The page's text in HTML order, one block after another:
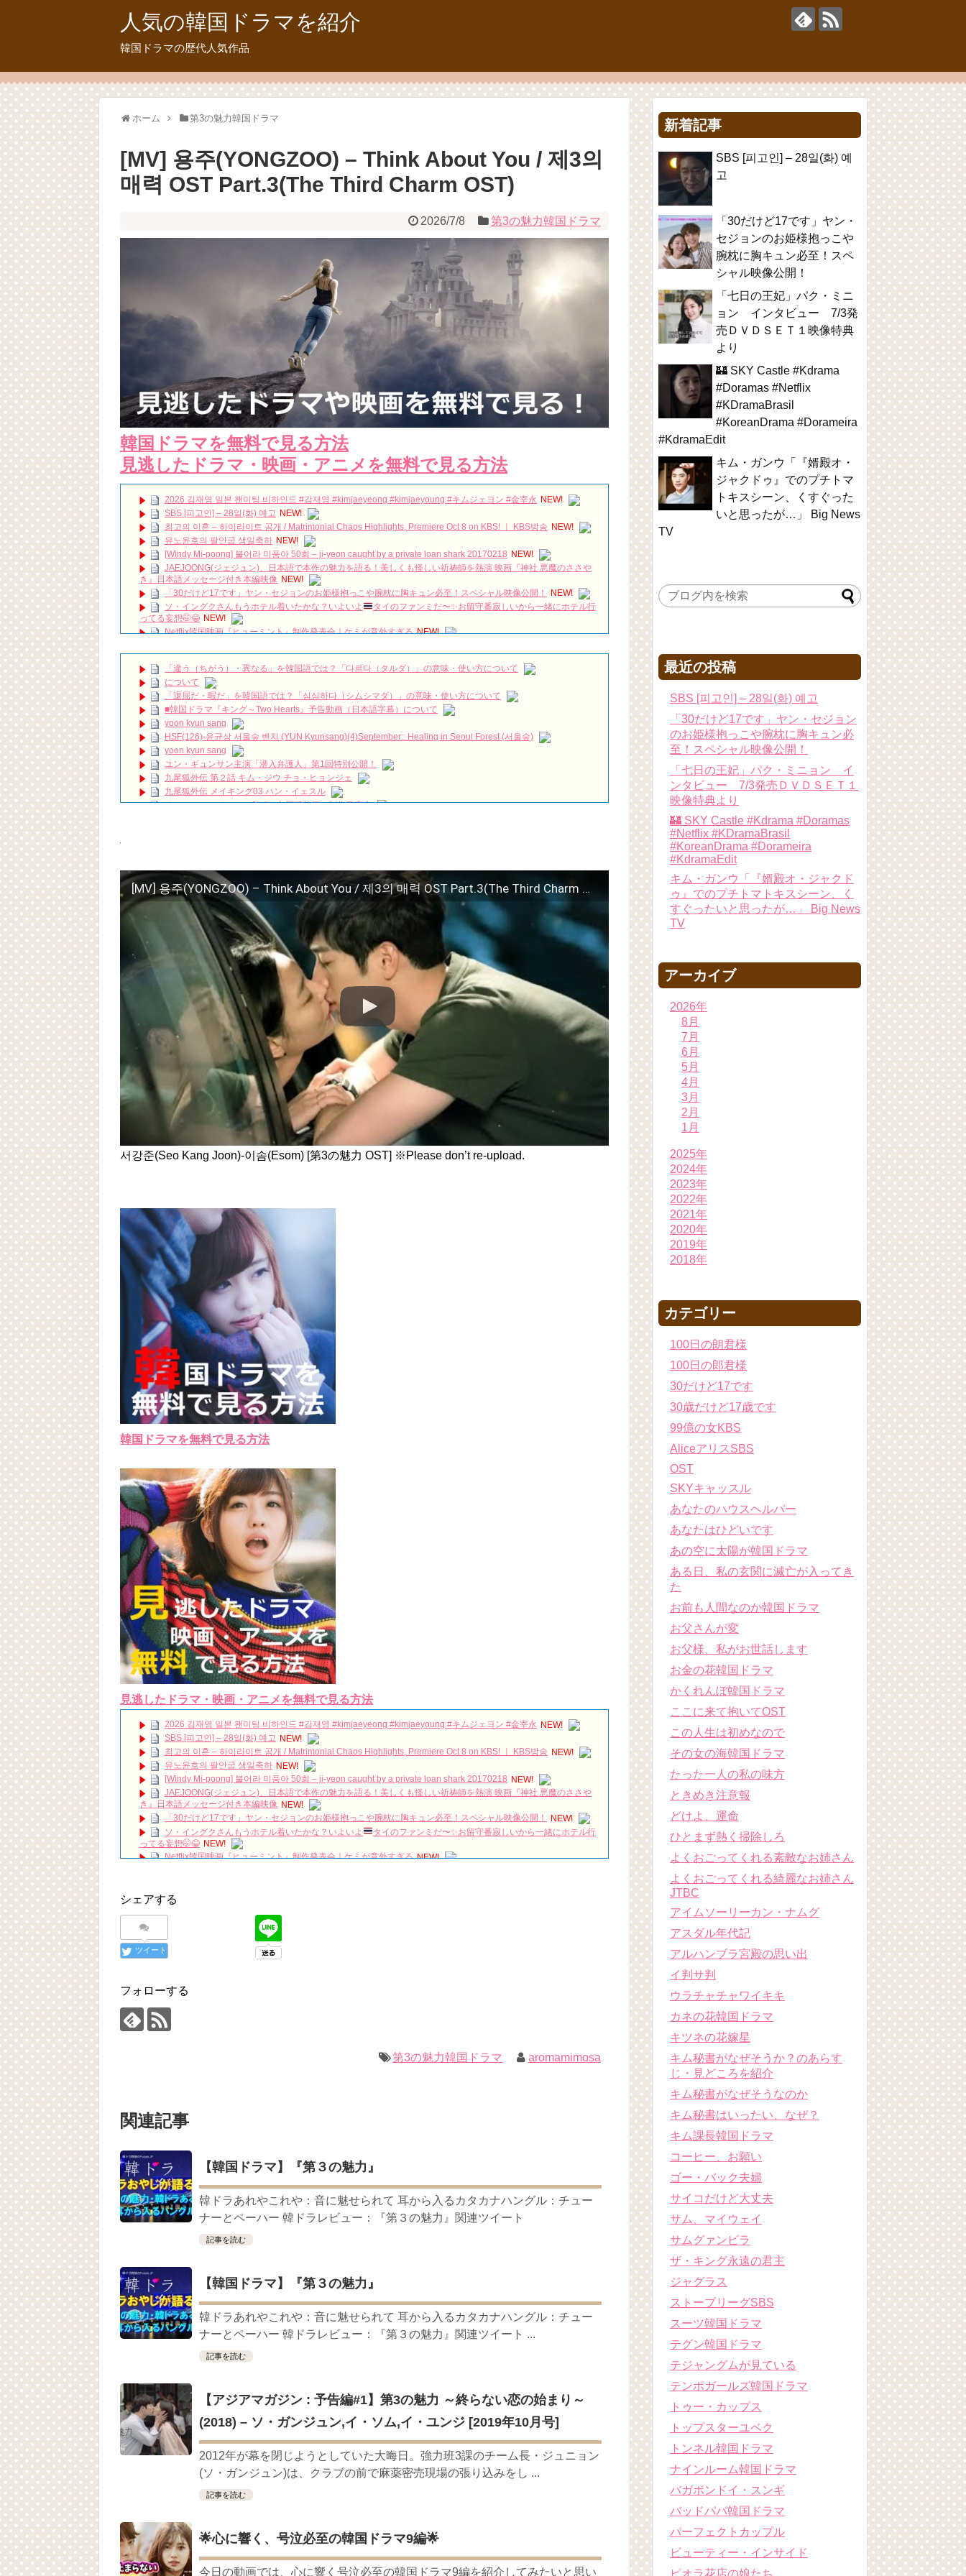
人気の韓国ドラマを紹介
韓国ドラマの歴代人気作品
ホーム 第3の魅力韓国ドラマ
[MV] 용주(YONGZOO) – Think About You / 제3의
매력 OST Part.3(The Third Charm OST)
2026/7/8 第3の魅力韓国ドラマ
韓国ドラマを無料で見る方法
見逃したドラマ・映画・アニメを無料で見る方法
2026 김재영 일본 팬미팅 비하인드 #김재영 #kimjaeyeong #kimjaeyoung #キムジェヨン #金宰永 NEW!
SBS [피고인] – 28일(화) 예고 NEW!
최고의 이혼 – 하이라이트 공개 / Matrimonial Chaos Highlights, Premiere Oct 8 on KBS! ㅣ KBS방송 NEW!
유노윤호의 팔안굽 생일축하 NEW!
[Windy Mi-poong] 불어라 미풍아 50회 – ji-yeon caught by a private loan shark 20170218 NEW!
JAEJOONG(ジェジュン)、日本語で本作の魅力を語る！美しくも怪しい祈祷師を熱演 映画『神社 悪魔のささや
き』日本語メッセージ付き本編映像 NEW!
「30だけど17です」ヤン・セジョンのお姫様抱っこや腕枕に胸キュン必至！スペシャル映像公開！
NEW!
ソ・イングクさんもうホテル着いたかな？いよいよ
タイのファンミだ〜✨お留守番寂しいから一緒にホテル行
ってる妄想🤭😂 NEW!
Netflix韓国映画『ヒューミント』制作発表会｜ケミが意外すぎる NEW!
🏰 SKY Castle #Kdrama #Doramas #Netflix #KDramaBrasil #KoreanDrama #Dorameira #KdramaEdit
ハン・ヘジン 한혜진 – (선공개) 강남 3대 얼짱 출신 &#39;한혜진 언니&#39; (ft. 도여니의 학창시절) | 편 먹고 갈래
요? 밥블레스유 2 bobblessyou2 EP.18
ソン・ヘギョ – ソンヘギョ キスまとめ
ハン・ヘジン 한혜진 – Still We (여전히 우리는)
한가인 –
「ライフ・ オン・ マーズ」2019年11月2日TSUTAYAにて先行レンタル開始！
(ENG SUB) Behind The Scene Hyun Bin 현빈❤️ 손예진 Son Ye Jin-Crash Landing On You/ヒョンビン❤️ソンイ
ェジン / エンジョイ❕
Powered by livedoor 相互RSS
「違う（ちがう）・異なる」を韓国語では？「다르다（タルダ）」の意味・使い方について
について
「退屈だ・暇だ」を韓国語では？「심심하다（シムシマダ）」の意味・使い方について
■韓国ドラマ『キング～Two Hearts』予告動画（日本語字幕）について
yoon kyun sang
HSF(126)-윤균상 서울숲 벤치 (YUN Kyunsang)(4)September:: Healing in Seoul Forest (서울숲)
yoon kyun sang
ユン・ギュンサン主演「潜入弁護人」第1回特別公開！
九尾狐外伝 第２話 キム・ジウ チョ・ヒョンジェ
九尾狐外伝 メイキング03 ハン・イェスル
チョ・ヒョンジェ 조현재 九尾狐外伝 制作発表会
キム・ユジョン、美しいセルフショットで近況を伝える“会いたいでしょ？” Big News TV
キム・ユジョン、新ドラマ「まず熱く掃除せよ」に出演確定…“台本を見た瞬間惹かれた” 20180123
幻の王女チャミョンゴ エンディング
YUCHUN ♥ LOVE 15 「成均館 5話」
[Fan MV]七日の王妃(7일의 왕비)OST – 정기고 (Junggigo) – 그리고 그려도 (Miss You In My Heart)
俳優カン・ギヨン、突然の熱愛宣言…「キム秘書がなぜそうか」出演で話題 Big News TV
Powered by livedoor 相互RSS
[MV] 용주(YONGZOO) – Think About You / 제3의 매력 OST Part.3(The Third Charm OST)
서강준(Seo Kang Joon)-이솜(Esom) [第3の魅力 OST] ※Please don’t re-upload.
韓国ドラマを無料で見る方法
見逃したドラマ・映画・アニメを無料で見る方法
2026 김재영 일본 팬미팅 비하인드 #김재영 #kimjaeyeong #kimjaeyoung #キムジェヨン #金宰永 NEW!
SBS [피고인] – 28일(화) 예고 NEW!
최고의 이혼 – 하이라이트 공개 / Matrimonial Chaos Highlights, Premiere Oct 8 on KBS! ㅣ KBS방송 NEW!
유노윤호의 팔안굽 생일축하 NEW!
[Windy Mi-poong] 불어라 미풍아 50회 – ji-yeon caught by a private loan shark 20170218 NEW!
JAEJOONG(ジェジュン)、日本語で本作の魅力を語る！美しくも怪しい祈祷師を熱演 映画『神社 悪魔のささや
き』日本語メッセージ付き本編映像 NEW!
「30だけど17です」ヤン・セジョンのお姫様抱っこや腕枕に胸キュン必至！スペシャル映像公開！
NEW!
ソ・イングクさんもうホテル着いたかな？いよいよ
タイのファンミだ〜✨お留守番寂しいから一緒にホテル行
ってる妄想🤭😂 NEW!
Netflix韓国映画『ヒューミント』制作発表会｜ケミが意外すぎる NEW!
「違う（ちがう）・異なる」を韓国語では？「다르다（タルダ）」の意味・使い方について
「退屈だ・暇だ」を韓国語では？「심심하다（シムシマダ）」の意味・使い方について
yoon kyun sang
ユン・ギュンサン主演「潜入弁護人」第1回特別公開！
九尾狐外伝 第２話 キム・ジウ チョ・ヒョンジェ
九尾狐外伝 メイキング03 ハン・イェスル
キム・テヒの弟イ・ワン♥イ・ボミ、今日（28日）結婚……
「ライフ・ オン・ マーズ」2019年11月2日TSUTAYAにて先行レンタル開始！
(ENG SUB) Behind The Scene Hyun Bin 현빈❤️ 손예진 Son Ye Jin-Crash Landing On You/ヒョンビン❤️ソンイ
ェジン / エンジョイ❕
ユン・ギュンサン、番組にも登場した愛猫が急死…イ・ソンギョンら同僚芸能人から慰めの言葉が続々 – Taka
News
(11/26)
【裏芸能】キムユジョンの熱愛彼氏はあの大物俳優
キム・ユジョン、美しいセルフショットで近況を伝える“会いたいでしょ？” Big News TV
キム・ユジョン、新ドラマ「まず熱く掃除せよ」に出演確定…“台本を見た瞬間惹かれた” 20180123
幻の王女チャミョンゴ エンディング
YUCHUN ♥ LOVE 15 「成均館 5話」
俳優カン・ギヨン、突然の熱愛宣言…「キム秘書がなぜそうか」出演で話題 Big News TV
Powered by livedoor 相互RSS
シェアする
ツイート
フォローする
第3の魅力韓国ドラマ aromamimosa
関連記事
【韓国ドラマ】『第３の魅力』
韓ドラあれやこれや：音に魅せられて 耳から入るカタカナハングル：チュー
ナーとペーハー 韓ドラレビュー：『第３の魅力』関連ツイート
記事を読む
【韓国ドラマ】『第３の魅力』
韓ドラあれやこれや：音に魅せられて 耳から入るカタカナハングル：チュー
ナーとペーハー 韓ドラレビュー：『第３の魅力』関連ツイート ...
記事を読む
【アジアマガジン : 予告編#1】第3の魅力 ～終らない恋の始まり～
(2018) – ソ・ガンジュン,イ・ソム,イ・ユンジ [2019年10月号]
2012年が幕を閉じようとしていた大晦日。強力班3課のチーム長・ジュニョン
(ソ・ガンジュン)は、クラブの前で麻薬密売現場の張り込みをし ...
記事を読む
🌟心に響く、号泣必至の韓国ドラマ9編🌟
今日の動画では、心に響く号泣必至の韓国ドラマ9編を紹介してみたいと思い
新着記事
SBS [피고인] – 28일(화) 예
고
「30だけど17です」ヤン・
セジョンのお姫様抱っこや
腕枕に胸キュン必至！スペ
シャル映像公開！
「七日の王妃」パク・ミニ
ョン インタビュー 7/3発
売ＤＶＤＳＥＴ１映像特典
より
🏰 SKY Castle #Kdrama
#Doramas #Netflix
#KDramaBrasil
#KoreanDrama #Dorameira
#KdramaEdit
キム・ガンウ「『婿殿オ・
ジャクドゥ』でのプチトマ
トキスシーン、くすぐった
いと思ったが…」 Big News
TV
最近の投稿
SBS [피고인] – 28일(화) 예고
「30だけど17です」ヤン・セジョン
のお姫様抱っこや腕枕に胸キュン必
至！スペシャル映像公開！
「七日の王妃」パク・ミニョン イ
ンタビュー 7/3発売ＤＶＤＳＥＴ１
映像特典より
🏰 SKY Castle #Kdrama #Doramas
#Netflix #KDramaBrasil
#KoreanDrama #Dorameira
#KdramaEdit
キム・ガンウ「『婿殿オ・ジャクド
ゥ』でのプチトマトキスシーン、く
すぐったいと思ったが…」 Big News
TV
アーカイブ
2026年
8月
7月
6月
5月
4月
3月
2月
1月
2025年
2024年
2023年
2022年
2021年
2020年
2019年
2018年
カテゴリー
100日の朗君様
100日の郎君様
30だけど17です
30歳だけど17歳です
99億の女KBS
AliceアリスSBS
OST
SKYキャッスル
あなたのハウスヘルパー
あなたはひどいです
あの空に太陽が韓国ドラマ
ある日、私の玄関に滅亡が入ってき
た
お前も人間なのか韓国ドラマ
お父さんが変
お父様、私がお世話します
お金の花韓国ドラマ
かくれんぼ韓国ドラマ
ここに来て抱いてOST
この人生は初めなので
その女の海韓国ドラマ
たった一人の私の味方
ときめき注意報
どけよ、運命
ひとまず熱く掃除しろ
よくおごってくれる素敵なお姉さん
よくおごってくれる綺麗なお姉さん
JTBC
アイムソーリーカン・ナムグ
アスダル年代記
アルハンブラ宮殿の思い出
イ判サ判
ウラチャチャワイキキ
カネの花韓国ドラマ
キツネの花嫁星
キム秘書がなぜそうか？のあらす
じ・見どころを紹介
キム秘書がなぜそうなのか
キム秘書はいったい、なぜ？
キム課長韓国ドラマ
コーヒー、お願い
ゴー・バック夫婦
サイコだけど大丈夫
サム、マイウェイ
サムグァンビラ
ザ・キング永遠の君主
ジャグラス
ストーブリーグSBS
スーツ韓国ドラマ
テグン韓国ドラマ
テジャングムが見ている
テンポガールズ韓国ドラマ
トゥー・カップス
トップスターユベク
トンネル韓国ドラマ
ナインルーム韓国ドラマ
バガボンドイ・スンギ
バッドパパ韓国ドラマ
パーフェクトカップル
ビューティー・インサイド
ピオラ花店の娘たち